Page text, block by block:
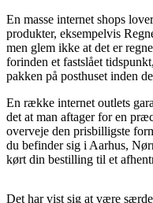
En masse internet shops
produkter, eksempelvis
men glem ikke at det er
forinden et fastslået
pakken på posthuset inden
En række internet outlets
det at man aftager for en
overveje den prisbilligste
du befinder sig i Aarhus,
kørt din bestilling til et
Det har vist sig at være